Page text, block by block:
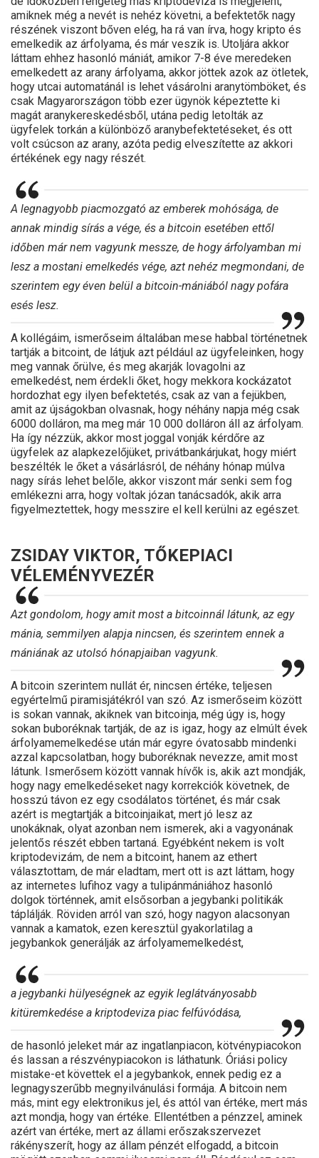
amiknek még a nevét is nehéz követni, a befektetők nagy
részének viszont bőven elég, ha rá van írva, hogy kripto és
emelkedik az árfolyama, és már veszik is. Utoljára akkor
láttam ehhez hasonló mániát, amikor 7-8 éve meredeken
emelkedett az arany árfolyama, akkor jöttek azok az ötletek,
hogy utcai automatánál is lehet vásárolni aranytömböket, és
csak Magyarországon több ezer ügynök képeztette ki
magát aranykereskedésből, utána pedig letolták az
ügyfelek torkán a különböző aranybefektetéseket, és ott
volt csúcson az arany, azóta pedig elveszítette az akkori
értékének egy nagy részét.
A legnagyobb piacmozgató az emberek mohósága, de
annak mindig sírás a vége, és a bitcoin esetében ettől
időben már nem vagyunk messze, de hogy árfolyamban mi
lesz a mostani emelkedés vége, azt nehéz megmondani, de
szerintem egy éven belül a bitcoin-mániából nagy pofára
esés lesz.
A kollégáim, ismerőseim általában mese habbal történetnek
tartják a bitcoint, de látjuk azt például az ügyfeleinken, hogy
meg vannak őrülve, és meg akarják lovagolni az
emelkedést, nem érdekli őket, hogy mekkora kockázatot
hordozhat egy ilyen befektetés, csak az van a fejükben,
amit az újságokban olvasnak, hogy néhány napja még csak
6000 dolláron, ma meg már 10 000 dolláron áll az árfolyam.
Ha így nézzük, akkor most joggal vonják kérdőre az
ügyfelek az alapkezelőjüket, privátbankárjukat, hogy miért
beszélték le őket a vásárlásról, de néhány hónap múlva
nagy sírás lehet belőle, akkor viszont már senki sem fog
emlékezni arra, hogy voltak józan tanácsadók, akik arra
figyelmeztettek, hogy messzire el kell kerülni az egészet.
ZSIDAY VIKTOR, TŐKEPIACI
VÉLEMÉNYVEZÉR
Azt gondolom, hogy amit most a bitcoinnál látunk, az egy
mánia, semmilyen alapja nincsen, és szerintem ennek a
mániának az utolsó hónapjaiban vagyunk.
A bitcoin szerintem nullát ér, nincsen értéke, teljesen
egyértelmű piramisjátékról van szó. Az ismerőseim között
is sokan vannak, akiknek van bitcoinja, még úgy is, hogy
sokan buboréknak tartják, de az is igaz, hogy az elmúlt évek
árfolyamemelkedése után már egyre óvatosabb mindenki
azzal kapcsolatban, hogy buboréknak nevezze, amit most
látunk. Ismerősem között vannak hívők is, akik azt mondják,
hogy nagy emelkedéseket nagy korrekciók követnek, de
hosszú távon ez egy csodálatos történet, és már csak
azért is megtartják a bitcoinjaikat, mert jó lesz az
unokáknak, olyat azonban nem ismerek, aki a vagyonának
jelentős részét ebben tartaná. Egyébként nekem is volt
kriptodevizám, de nem a bitcoint, hanem az ethert
választottam, de már eladtam, mert ott is azt láttam, hogy
az internetes lufihoz vagy a tulipánmániához hasonló
dolgok történnek, amit elsősorban a jegybanki politikák
táplálják. Röviden arról van szó, hogy nagyon alacsonyan
vannak a kamatok, ezen keresztül gyakorlatilag a
jegybankok generálják az árfolyamemelkedést,
a jegybanki hülyeségnek az egyik leglátványosabb
kitüremkedése a kriptodeviza piac felfúvódása,
de hasonló jeleket már az ingatlanpiacon, kötvénypiacokon
és lassan a részvénypiacokon is láthatunk. Óriási policy
mistake-et követtek el a jegybankok, ennek pedig ez a
legnagyszerűbb megnyilvánulási formája. A bitcoin nem
más, mint egy elektronikus jel, és attól van értéke, mert más
azt mondja, hogy van értéke. Ellentétben a pénzzel, aminek
azért van értéke, mert az állami erőszakszervezet
rákényszerít, hogy az állam pénzét elfogadd, a bitcoin